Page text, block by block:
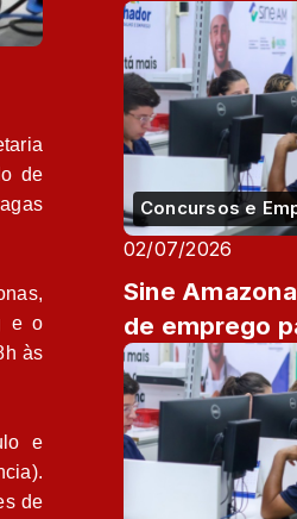
de
e o
às
e
de
Concursos e
02/07/2026
Sine
de emprego